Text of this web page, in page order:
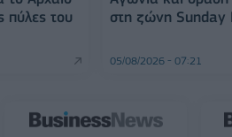
πύλες του
στη ζώνη Sunday
05/08/2026 - 07:21